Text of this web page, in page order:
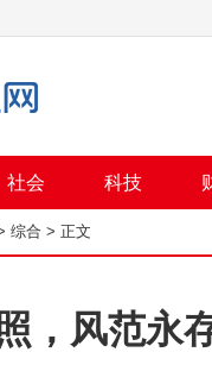
社会 科技
综合 > 正文
，风范